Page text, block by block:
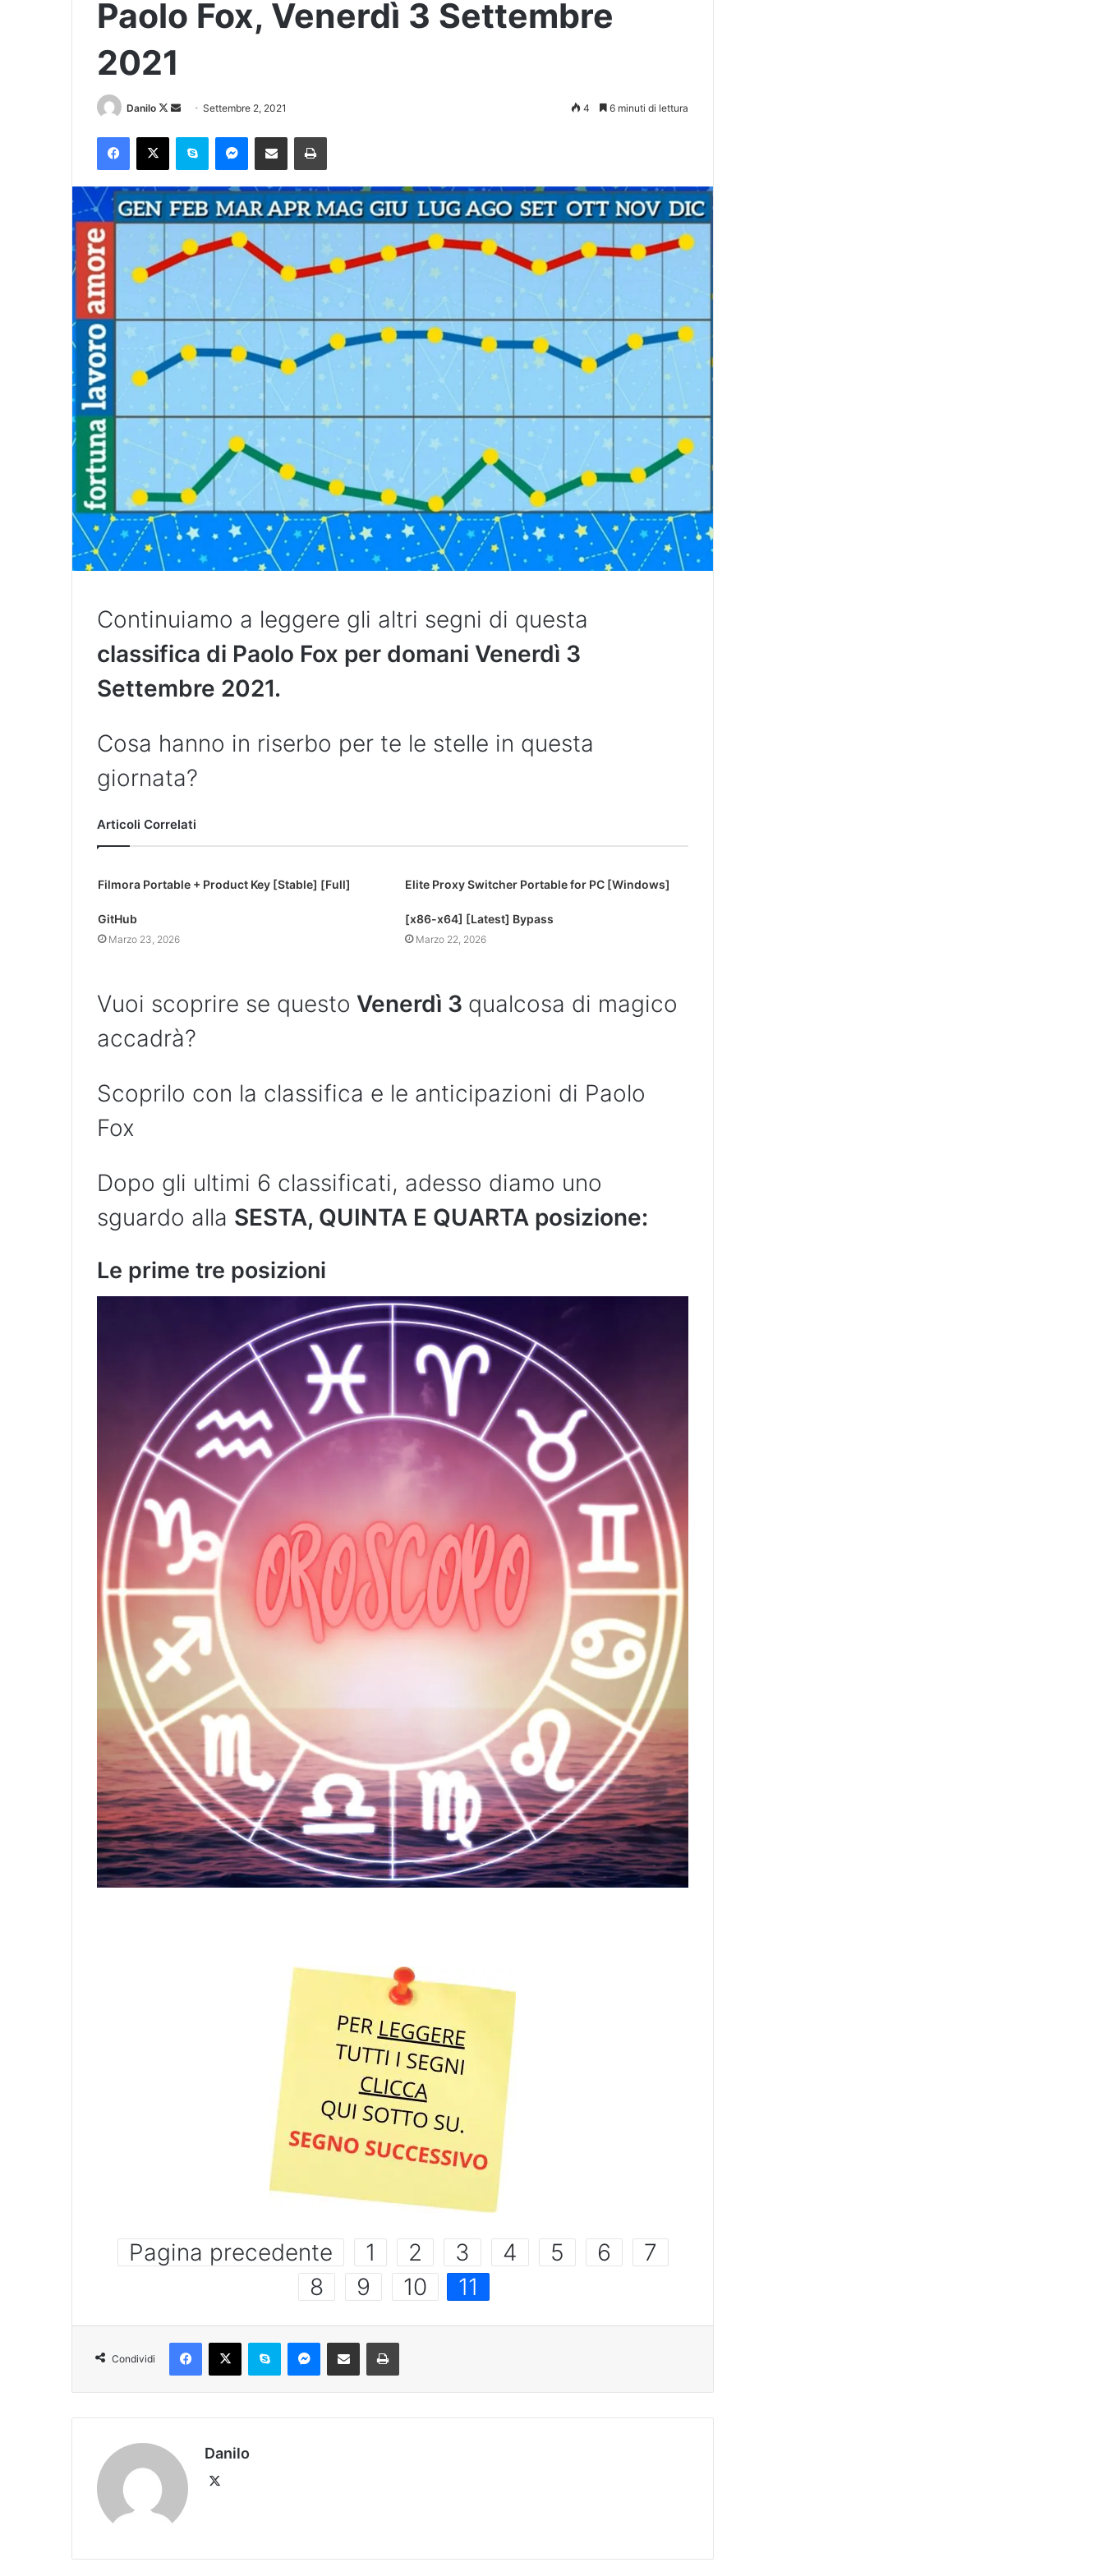
Paolo Fox, Venerdì 3 Settembre
2021
Danilo Settembre 2, 2021 4 6 minuti di lettura
Continuiamo a leggere gli altri segni di questa
classifica di Paolo Fox per domani Venerdì 3
Settembre 2021.
Cosa hanno in riserbo per te le stelle in questa
giornata?
Articoli Correlati
Filmora Portable + Product Key [Stable] [Full]
GitHub
Marzo 23, 2026
Elite Proxy Switcher Portable for PC [Windows]
[x86-x64] [Latest] Bypass
Marzo 22, 2026
Vuoi scoprire se questo Venerdì 3 qualcosa di magico
accadrà?
Scoprilo con la classifica e le anticipazioni di Paolo
Fox
Dopo gli ultimi 6 classificati, adesso diamo uno
sguardo alla SESTA, QUINTA E QUARTA posizione:
Le prime tre posizioni
Pagina precedente 1 2 3 4 5 6
7
8
9 10 11
Condividi
Danilo